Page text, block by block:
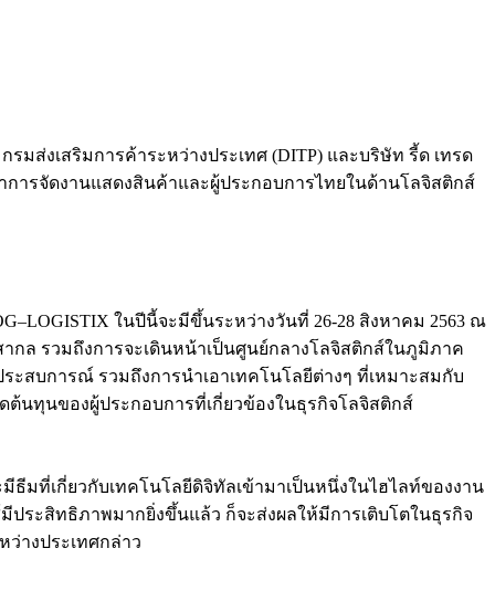
มส่งเสริมการค้าระหว่างประเทศ (DITP) และบริษัท รี้ด เทรด
ารจัดงานแสดงสินค้าและผู้ประกอบการไทยในด้านโลจิสติกส์
ในปีนี้จะมีขึ้นระหว่างวันที่ 26-28 สิงหาคม 2563 ณ
กล รวมถึงการจะเดินหน้าเป็นศูนย์กลางโลจิสติกส์ในภูมิภาค
ะสบการณ์ รวมถึงการนำเอาเทคโนโลยีต่างๆ ที่เหมาะสมกับ
นทุนของผู้ประกอบการที่เกี่ยวข้องในธุรกิจโลจิสติกส์
ธีมที่เกี่ยวกับเทคโนโลยีดิจิทัลเข้ามาเป็นหนึ่งในไฮไลท์ของงาน
ประสิทธิภาพมากยิ่งขึ้นแล้ว ก็จะส่งผลให้มีการเติบโตในธุรกิจ
างประเทศกล่าว